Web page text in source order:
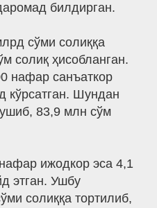
билдирган.
сўми солиққа
солиқ ҳисобланган.
нафар санъаткор
кўрсатган. Шундан
83,9 млн сўм
ижодкор эса 4,1
этган. Ушбу
солиққа тортилиб,